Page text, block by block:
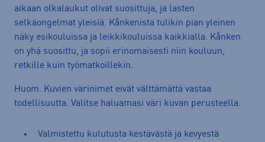
aikaan olkalaukut olivat suosittuja, ja lasten
selkäongelmat yleisiä. Kånkenista tulikin pian yleinen
näky esikouluissa ja leikkikouluissa kaikkialla. Kånken
on yhä suosittu, ja sopii erinomaisesti niin kouluun,
retkille kuin työmatkoillekin.
Huom. Kuvien värinimet eivät välttämättä vastaa
todellisuutta. Valitse haluamasi väri kuvan perusteella.
Valmistettu kulutusta kestävästä ja kevyestä